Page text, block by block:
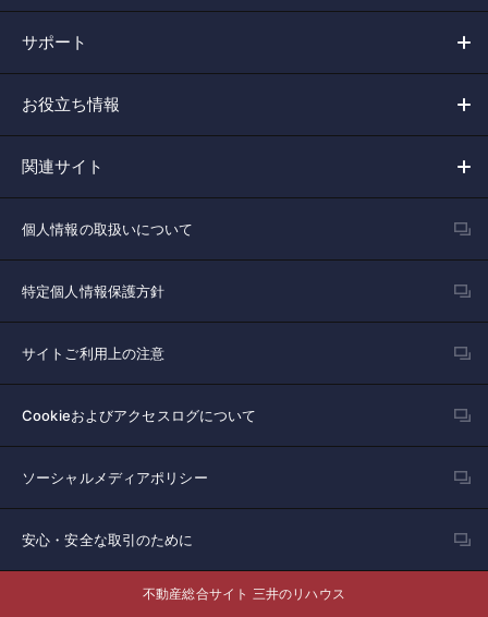
サポート
お役立ち情報
関連サイト
個人情報の取扱いについて
特定個人情報保護方針
サイトご利用上の注意
Cookieおよびアクセスログについて
ソーシャルメディアポリシー
安心・安全な取引のために
不動産総合サイト 三井のリハウス